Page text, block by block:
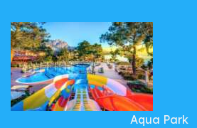
Aqua Park